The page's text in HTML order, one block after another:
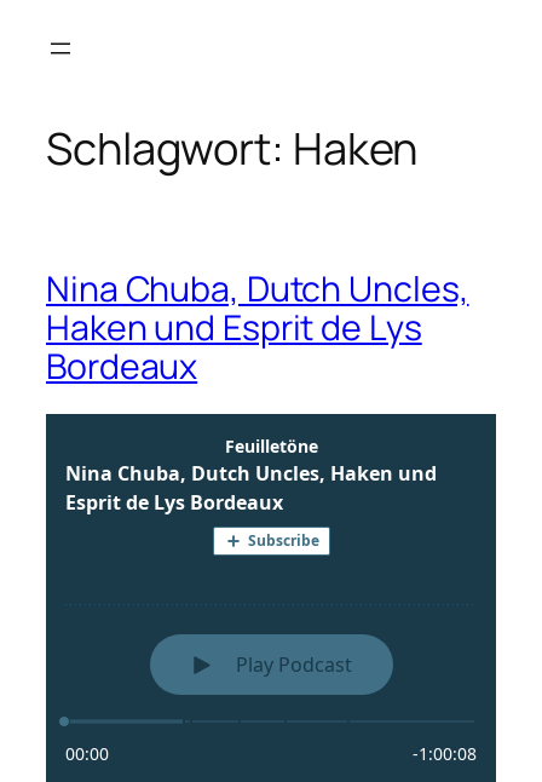
Inhalt
Schlagwort: Haken
Nina Chuba, Dutch Uncles,
Haken und Esprit de Lys
Bordeaux